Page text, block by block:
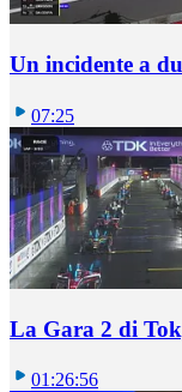
Un incidente a
07:25
La Gara 2 di
01:26:56